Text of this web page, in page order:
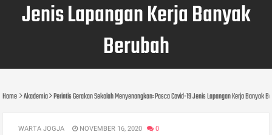
Jenis Lapangan Kerja Banyak
Berubah
Home Akademia Perintis Gerakan Sekolah Menyenangkan: Pasca Covid-19 Jenis Lapangan Kerja Banyak
WARTA JOGJA NOVEMBER 16, 2020 0